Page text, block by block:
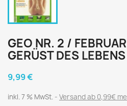
GEO NR. 2 /
GERÜST DES LEBENS
9,99 €
inkl. 7 % MwSt. Versand ab 0,99€